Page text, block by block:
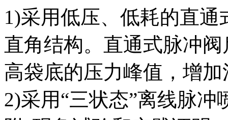
1)采用低压、低耗的直
直角结构。直通式脉冲
高袋底的压力峰值，增
2)采用“三状态”离线脉